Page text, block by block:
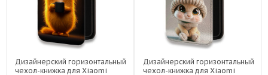
Дизайнерский горизонтальный
чехол-книжка для Xiaomi
Дизайнерский горизонтальный
чехол-книжка для Xiaomi